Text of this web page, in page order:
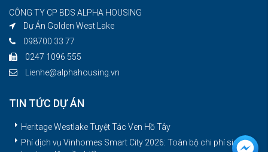
CÔNG TY CP BDS ALPHA HOUSING
Dự Án Golden West Lake
098700 33 77
0247 1096 555
Lienhe@alphahousing.vn
TIN TỨC DỰ ÁN
Heritage Westlake Tuyệt Tác Ven Hồ Tây
Phí dịch vụ Vinhomes Smart City 2026: Toàn bộ chi phí sinh